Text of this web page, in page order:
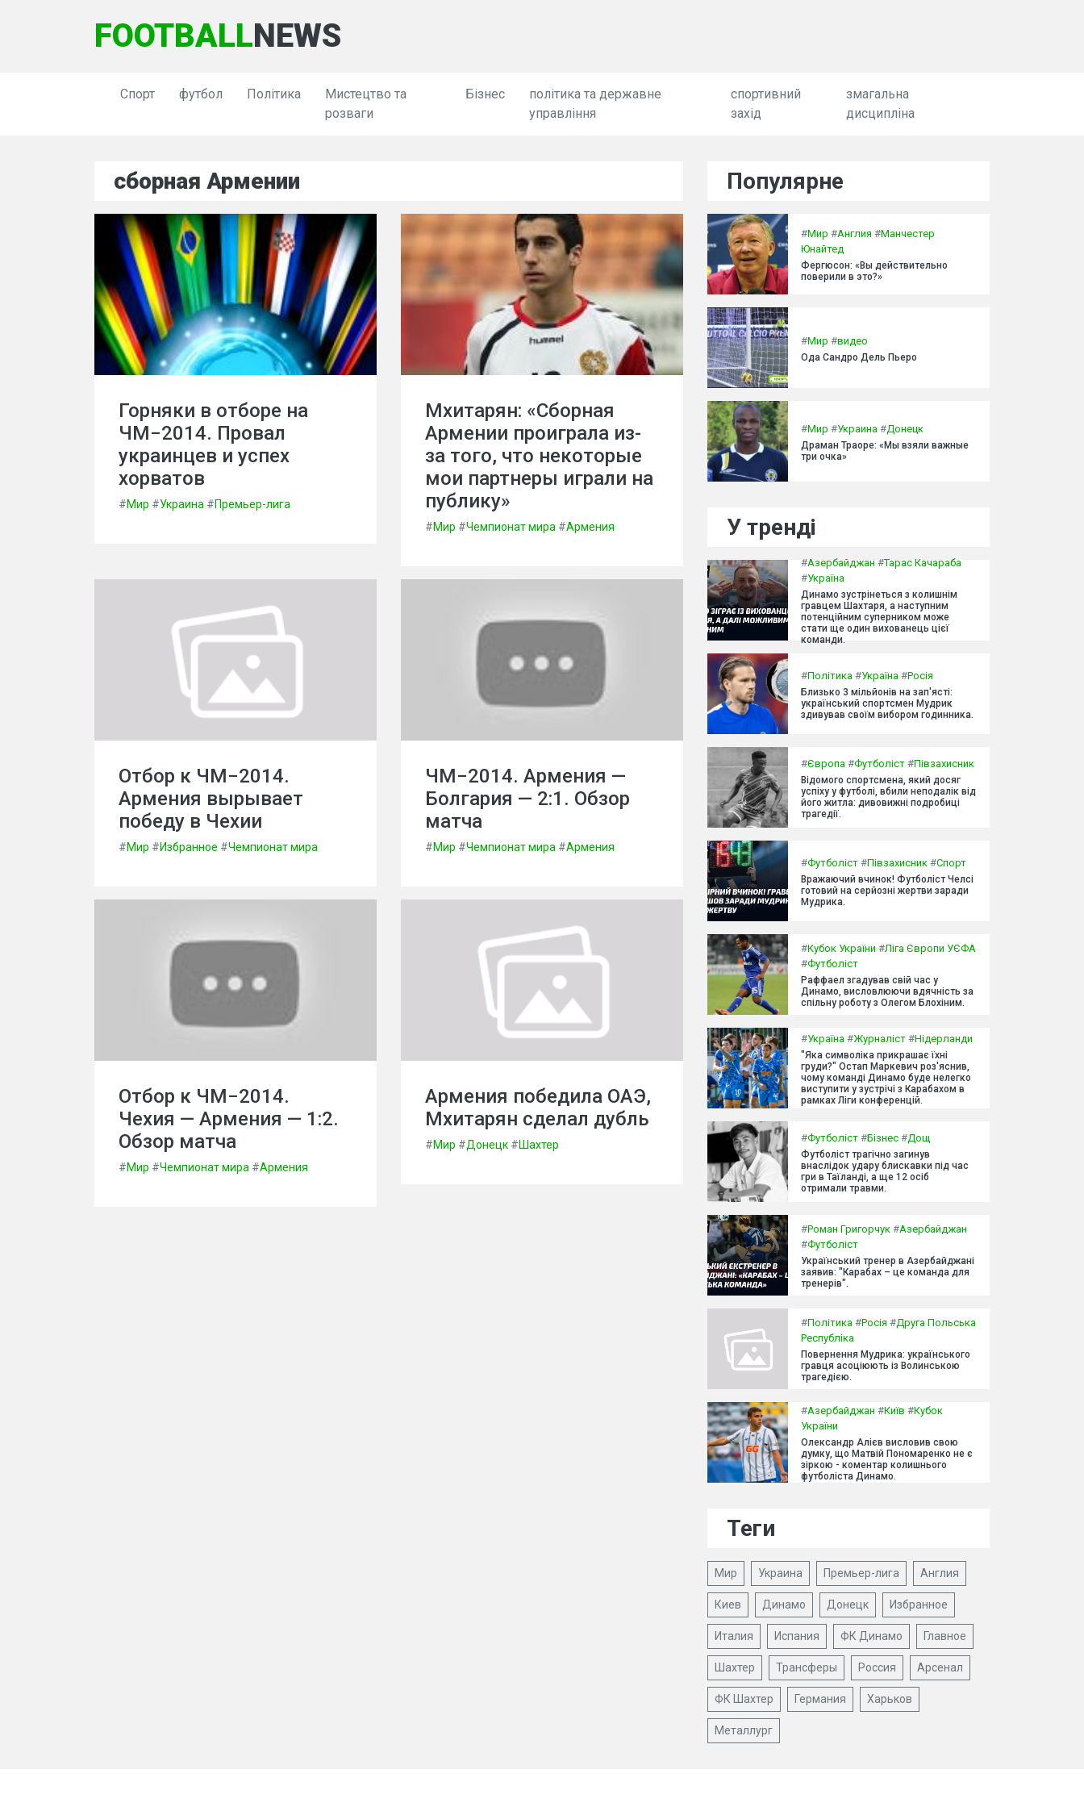
FOOTBALLNEWS
Спорт футбол Політика
Мистецтво та
розваги
Бізнес
політика та державне
управління
спортивний
захід
змагальна
дисципліна
сборная Армении
Горняки в отборе на
ЧМ−2014. Провал
украинцев и успех
хорватов
#Мир #Украина #Премьер-лига
Мхитарян: «Сборная
Армении проиграла из-
за того, что некоторые
мои партнеры играли на
публику»
#Мир #Чемпионат мира #Армения
Отбор к ЧМ−2014.
Армения вырывает
победу в Чехии
#Мир #Избранное #Чемпионат мира
ЧМ−2014. Армения —
Болгария — 2:1. Обзор
матча
#Мир #Чемпионат мира #Армения
Отбор к ЧМ−2014.
Чехия — Армения — 1:2.
Обзор матча
#Мир #Чемпионат мира #Армения
Армения победила ОАЭ,
Мхитарян сделал дубль
#Мир #Донецк #Шахтер
Популярне
#Мир #Англия #Манчестер
Юнайтед
Фергюсон: «Вы действительно
поверили в это?»
#Мир #видео
Ода Сандро Дель Пьеро
#Мир #Украина #Донецк
Драман Траоре: «Мы взяли важные
три очка»
У тренді
#Азербайджан #Тарас Качараба
#Україна
Динамо зустрінеться з колишнім
гравцем Шахтаря, а наступним
потенційним суперником може
стати ще один вихованець цієї
команди.
#Політика #Україна #Росія
Близько 3 мільйонів на зап'ясті:
український спортсмен Мудрик
здивував своїм вибором годинника.
#Європа #Футболіст #Півзахисник
Відомого спортсмена, який досяг
успіху у футболі, вбили неподалік від
його житла: дивовижні подробиці
трагедії.
#Футболіст #Півзахисник #Спорт
Вражаючий вчинок! Футболіст Челсі
готовий на серйозні жертви заради
Мудрика.
#Кубок України #Ліга Європи УЄФА
#Футболіст
Раффаел згадував свій час у
Динамо, висловлюючи вдячність за
спільну роботу з Олегом Блохіним.
#Україна #Журналіст #Нідерланди
"Яка символіка прикрашає їхні
груди?" Остап Маркевич роз'яснив,
чому команді Динамо буде нелегко
виступити у зустрічі з Карабахом в
рамках Ліги конференцій.
#Футболіст #Бізнес #Дощ
Футболіст трагічно загинув
внаслідок удару блискавки під час
гри в Таїланді, а ще 12 осіб
отримали травми.
#Роман Григорчук #Азербайджан
#Футболіст
Український тренер в Азербайджані
заявив: "Карабах – це команда для
тренерів".
#Політика #Росія #Друга Польська
Республіка
Повернення Мудрика: українського
гравця асоціюють із Волинською
трагедією.
#Азербайджан #Київ #Кубок
України
Олександр Алієв висловив свою
думку, що Матвій Пономаренко не є
зіркою - коментар колишнього
футболіста Динамо.
Теги
Мир Украина Премьер-лига Англия
Киев Динамо Донецк Избранное
Италия Испания ФК Динамо Главное
Шахтер Трансферы Россия Арсенал
ФК Шахтер Германия Харьков
Металлург